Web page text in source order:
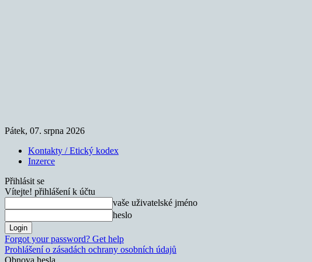
Pátek, 07. srpna 2026
Kontakty / Etický kodex
Inzerce
Přihlásit se
Vítejte! přihlášení k účtu
vaše uživatelské jméno
heslo
Forgot your password? Get help
Prohlášení o zásadách ochrany osobních údajů
Obnova hesla